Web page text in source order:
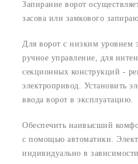
Запирание ворот
засова или замкового
Для ворот с низким уровнем
ручное управление, для
секционных конструкций -
электропривод. Установить
ввода ворот в эксплуатацию.
Обеспечить наивысший
с помощью автоматики.
индивидуально в